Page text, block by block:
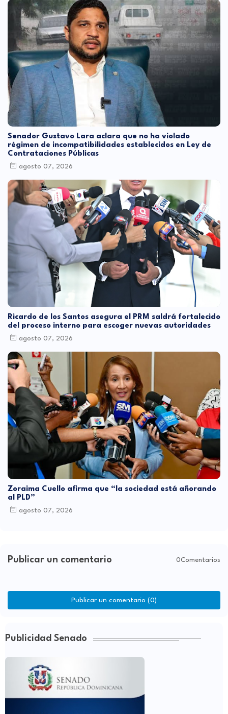
Senador Gustavo Lara aclara que no ha violado
régimen de incompatibilidades establecidos en Ley de
Contrataciones Públicas
agosto 07, 2026
Ricardo de los Santos asegura el PRM saldrá fortalecido
del proceso interno para escoger nuevas autoridades
agosto 07, 2026
Zoraima Cuello afirma que “la sociedad está añorando
al PLD”
agosto 07, 2026
Publicar un comentario 0Comentarios
Publicar un comentario (0)
Publicidad Senado